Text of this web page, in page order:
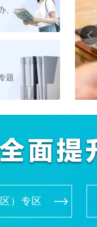
、一
题
）专区